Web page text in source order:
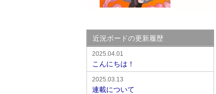
近況ボードの更新履歴
2025.04.01
こんにちは！
2025.03.13
連載について